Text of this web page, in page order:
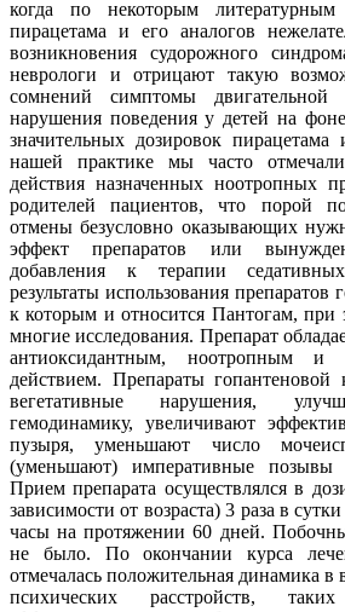
когда по некоторым
пирацетама и его аналогов
возникновения судорожного
неврологи и отрицают такую
сомнений симптомы двигательной
нарушения поведения у детей на
значительных дозировок
нашей практике мы часто
действия назначенных ноотропных
родителей пациентов, что порой
отмены безусловно оказывающих
эффект препаратов или
добавления к терапии
результаты использования препаратов
к которым и относится Пантогам, при
многие исследования. Препарат
антиоксидантным, ноотропным и
действием. Препараты гопантеновой
вегетативные нарушения,
гемодинамику, увеличивают
пузыря, уменьшают число
(уменьшают) императивные
Прием препарата осуществлялся в
зависимости от возраста) 3 раза в
часы на протяжении 60 дней.
не было. По окончании курса
отмечалась положительная динамика в
психических расстройств,